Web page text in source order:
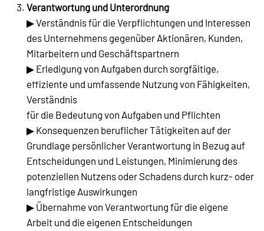
Verantwortung und Unterordnung
▶ Verständnis für die Verpflichtungen und Interessen
des Unternehmens gegenüber Aktionären, Kunden,
Mitarbeitern und Geschäftspartnern
▶ Erledigung von Aufgaben durch sorgfältige,
effiziente und umfassende Nutzung von Fähigkeiten,
Verständnis
für die Bedeutung von Aufgaben und Pflichten
▶ Konsequenzen beruflicher Tätigkeiten auf der
Grundlage persönlicher Verantwortung in Bezug auf
Entscheidungen und Leistungen, Minimierung des
potenziellen Nutzens oder Schadens durch kurz- oder
langfristige Auswirkungen
▶ Übernahme von Verantwortung für die eigene
Arbeit und die eigenen Entscheidungen